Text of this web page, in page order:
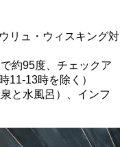
リュ・ウィスキング対
約95度、チェックア
11-13時を除く）
と水風呂）、インフ